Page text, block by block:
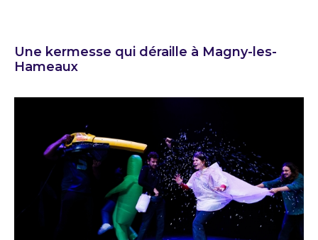
Une kermesse qui déraille à Magny-les-
Hameaux